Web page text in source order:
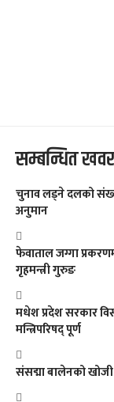
सम्बन्धित खवर
चुनाव लड्ने दलको
अनुमान
फेवाताल जग्गा
गृहमन्त्री गुरुङ
मधेश प्रदेश सरकार
मन्त्रिपरिषद् पूर्ण
संसद्मा बालेनको खोजी